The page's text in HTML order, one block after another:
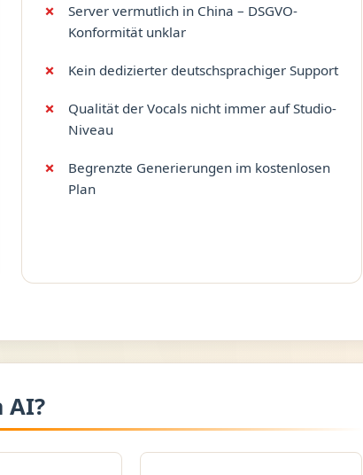
Server vermutlich in China – DSGVO-
Konformität unklar
Kein dedizierter deutschsprachiger Support
Qualität der Vocals nicht immer auf Studio-
Niveau
Begrenzte Generierungen im kostenlosen
Plan
AI?